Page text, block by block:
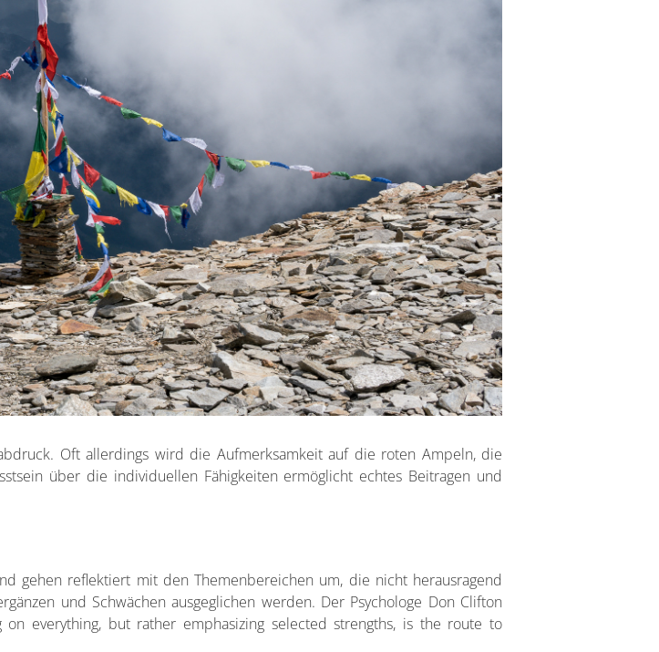
Oft allerdings wird die Aufmerksamkeit auf die roten Ampeln, die
über die individuellen Fähigkeiten ermöglicht echtes Beitragen und
gehen reflektiert mit den Themenbereichen um, die nicht herausragend
und Schwächen ausgeglichen werden. Der Psychologe Don Clifton
everything, but rather emphasizing selected strengths, is the route to